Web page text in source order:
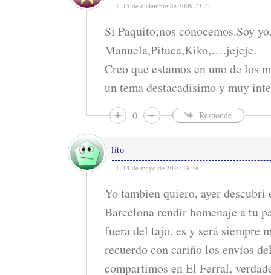
15 de diciembre de 2009 23:21
Si Paquito;nos conocemos.Soy
Manuela,Pituca,Kiko,….jejeje.
Creo que estamos en uno de los
un tema destacadisimo y muy
0 Responde
lito
14 de mayo de 2010 18:58
Yo tambien quiero, ayer descubri
Barcelona rendir homenaje a tu
fuera del tajo, es y será siempre
recuerdo con cariño los envíos
compartimos en El Ferral,